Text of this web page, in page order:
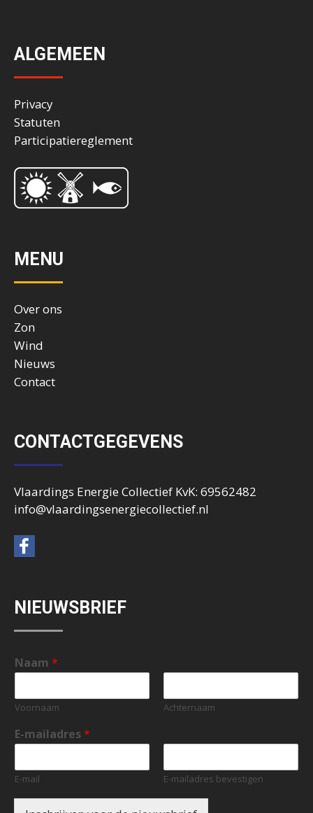
ALGEMEEN
Privacy
Statuten
Participatiereglement
MENU
Over ons
Zon
Wind
Nieuws
Contact
CONTACTGEGEVENS
Vlaardings Energie Collectief KvK: 69562482
info@vlaardingsenergiecollectief.nl
NIEUWSBRIEF
Naam *
Voornaam Achternaam
E-mailadres *
E-mail E-mailadres bevestigen